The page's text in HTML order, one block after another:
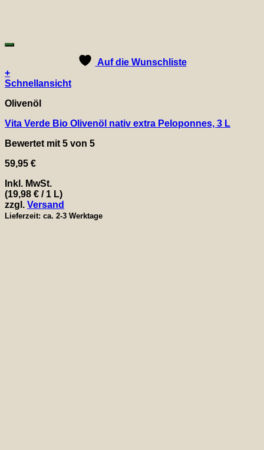
Auf die Wunschliste
+
Schnellansicht
Olivenöl
Vita Verde Bio Olivenöl nativ extra Peloponnes, 3 L
Bewertet mit 5 von 5
59,95 €
Inkl. MwSt.
(19,98 € / 1 L)
zzgl. Versand
Lieferzeit: ca. 2-3 Werktage